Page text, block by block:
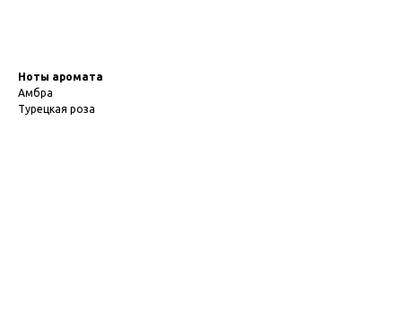
Ноты аромата
Амбра
Турецкая роза